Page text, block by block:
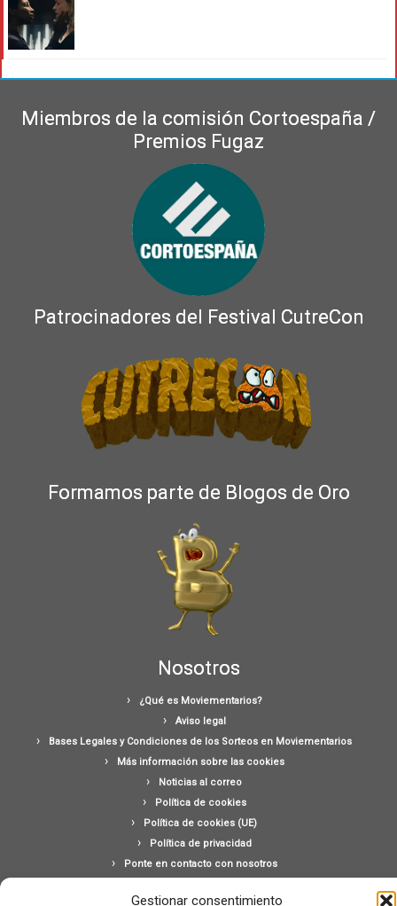
Gestionar consentimiento
Miembros de la comisión Cortoespaña /
Premios Fugaz
Patrocinadores del Festival CutreCon
Formamos parte de Blogos de Oro
Nosotros
¿Qué es Moviementarios?
Aviso legal
Bases Legales y Condiciones de los Sorteos en Moviementarios
Más información sobre las cookies
Noticias al correo
Política de cookies
Política de cookies (UE)
Política de privacidad
Ponte en contacto con nosotros
Buscar: